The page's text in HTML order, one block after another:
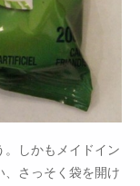
しかもメイドイン
、さっそく袋を開け